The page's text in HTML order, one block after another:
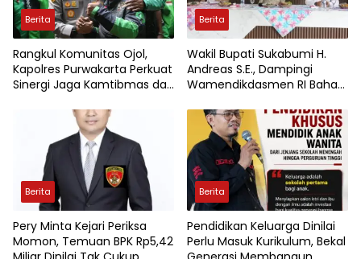
Berita
Rangkul Komunitas Ojol,
Kapolres Purwakarta Perkuat
Sinergi Jaga Kamtibmas dan
Berita
Wakil Bupati Sukabumi H.
Andreas S.E., Dampingi
Wamendikdasmen RI Bahas
Pendidikan di Sukabumi
Berita
Pery Minta Kejari Periksa
Momon, Temuan BPK Rp5,42
Berita
Pendidikan Keluarga Dinilai
Perlu Masuk Kurikulum, Bekal